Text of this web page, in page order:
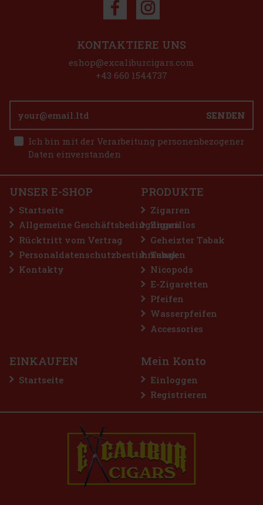
Antaňo Go Pack 5er
Robusto 1x JDN Antano CT Robusto
Bestellen
Aktion
BASE PRO - Onyx
2.99 €
Bestellen
Rabatt: 50%
Aktion
2.99 €
SENDEN
Ich bin mit der Verarbeitung personenbezogener
Daten einverstanden
KONTAKTIERE UNS
eshop@excaliburcigars.com
+43 660 1544737
UNSER E-SHOP
Startseite
Allgemeine Geschäftsbedingungen
Rücktritt vom Vertrag
Personaldatenschutzbestimmungen
Kontakty
PRODUKTE
Zigarren
Zigarillos
Geheizter Tabak
Tabak
Nicopods
E-Zigaretten
Pfeifen
Wasserpfeifen
Accessories
EINKAUFEN
Startseite
Mein Konto
Einloggen
Registrieren